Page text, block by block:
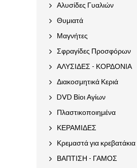
Αλυσίδες Γυαλιών
Θυμιατά
Μαγνήτες
Σφραγίδες Προσφόρων
ΑΛΥΣΙΔΕΣ - ΚΟΡΔΟΝΙΑ
Διακοσμητικά Κεριά
DVD Βίοι Αγίων
Πλαστικοποιημένα
ΚΕΡΑΜΙΔΕΣ
Κρεμαστά για
ΒΑΠΤΙΣΗ - ΓΑΜΟΣ